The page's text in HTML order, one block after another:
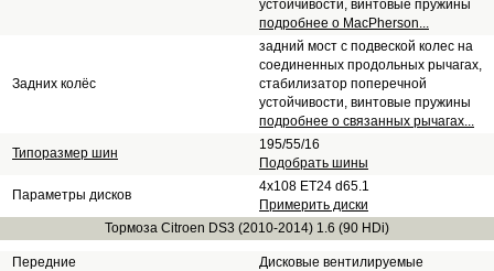
устойчивости, винтовые пружины
подробнее о MacPherson...
Задних колёс
задний мост с подвеской колес на
соединенных продольных рычагах,
стабилизатор поперечной
устойчивости, винтовые пружины
подробнее о связанных рычагах...
Типоразмер шин
195/55/16
Подобрать шины
Параметры дисков
4x108 ET24 d65.1
Примерить диски
Тормоза Citroen DS3 (2010-2014) 1.6 (90 HDi)
Передние
Дисковые вентилируемые